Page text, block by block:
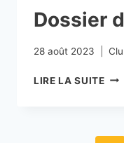
Dossier
28 août 2023
LIRE LA SUITE